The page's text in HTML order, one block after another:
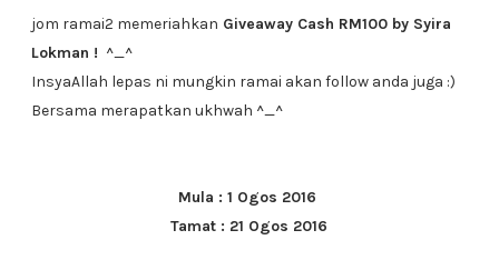
jom ramai2 memeriahkan Giveaway Cash RM100 by Syira
Lokman ! ^_^
InsyaAllah lepas ni mungkin ramai akan follow anda juga :)
Bersama merapatkan ukhwah ^_^
Mula : 1 Ogos 2016
Tamat : 21 Ogos 2016